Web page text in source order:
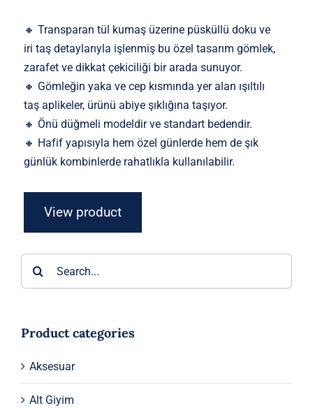
4.160 ₺.
fiyat:
2.990 ₺.
🔸 Transparan tül kumaş üzerine püsküllü doku ve
iri taş detaylarıyla işlenmiş bu özel tasarım gömlek,
zarafet ve dikkat çekiciliği bir arada sunuyor.
🔸 Gömleğin yaka ve cep kısmında yer alan ışıltılı
taş aplikeler, ürünü abiye şıklığına taşıyor.
🔸 Önü düğmeli modeldir ve standart bedendir.
🔸 Hafif yapısıyla hem özel günlerde hem de şık
günlük kombinlerde rahatlıkla kullanılabilir.
View product
Product categories
Aksesuar
Alt Giyim